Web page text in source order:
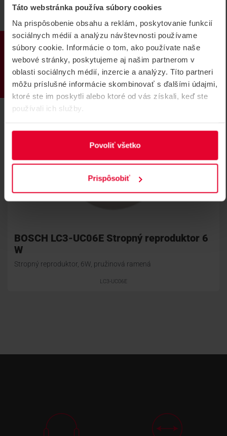
Táto webstránka používa súbory cookies
Na prispôsobenie obsahu a reklám, poskytovanie funkcií
sociálnych médií a analýzu návštevnosti používame
súbory cookie. Informácie o tom, ako používate naše
webové stránky, poskytujeme aj našim partnerom v
oblasti sociálnych médií, inzercie a analýzy. Títo partneri
môžu príslušné informácie skombinovať s ďalšími údajmi,
ktoré ste im poskytli alebo ktoré od vás získali, keď ste
používali ich služby.
Povoliť všetko
Prispôsobiť
PRODUKTY
BOSCH LC3-UC06E Stropný reproduktor 6
W
Stropný reproduktor, 6W, pružinová ramená
LC3-UC06E